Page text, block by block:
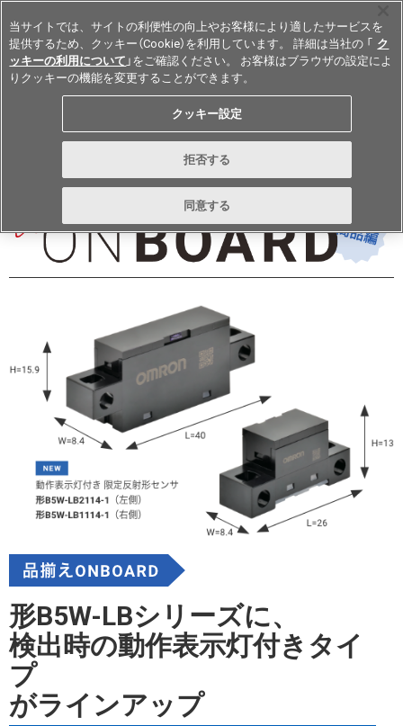
Japan
vol.258 July 2022
形B5W-LBシリーズに、
検出時の動作表示灯付きタイ
プ
がラインアップ
当サイトでは、サイトの利便性の向上やお客様により適したサービスを
提供するため、クッキー（Cookie）を利用しています。 詳細は当社の 「 ク
ッキーの利用について 」をご確認ください。 お客様はブラウザの設定によ
りクッキーの機能を変更することができます。
クッキー設定
拒否する
同意する